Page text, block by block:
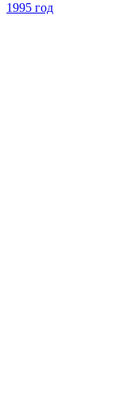
1995 год